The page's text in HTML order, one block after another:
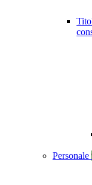
Personale